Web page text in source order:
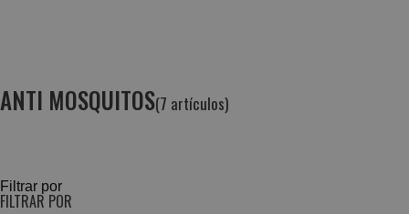
ANTI MOSQUITOS(7 artículos)
Filtrar por
FILTRAR POR